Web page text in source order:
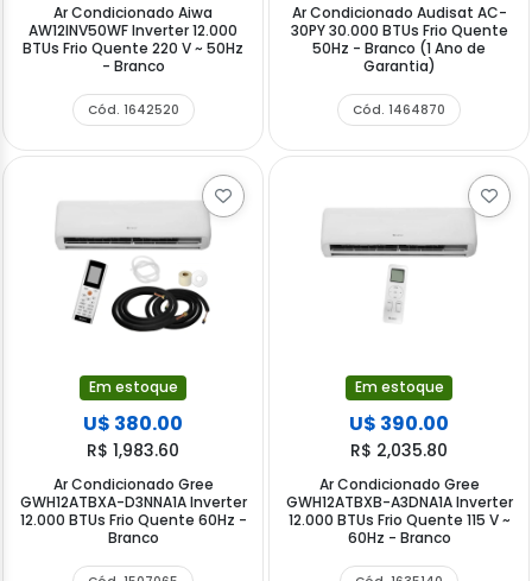
Ar Condicionado Aiwa
AW12INV50WF Inverter 12.000
BTUs Frio Quente 220 V ~ 50Hz
- Branco
Cód. 1642520
Ar Condicionado Audisat AC-
30PY 30.000 BTUs Frio Quente
50Hz - Branco (1 Ano de
Garantia)
Cód. 1464870
Em estoque
U$ 380.00
R$ 1,983.60
Ar Condicionado Gree
GWH12ATBXA-D3NNA1A Inverter
12.000 BTUs Frio Quente 60Hz -
Branco
Em estoque
U$ 390.00
R$ 2,035.80
Ar Condicionado Gree
GWH12ATBXB-A3DNA1A Inverter
12.000 BTUs Frio Quente 115 V ~
60Hz - Branco